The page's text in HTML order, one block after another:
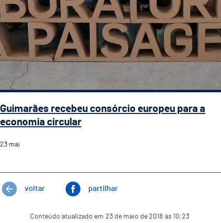
Guimarães recebeu consórcio europeu para a
economia circular
23 mai
voltar partilhar
Conteúdo atualizado em 23 de maio de 2018 às 10:23